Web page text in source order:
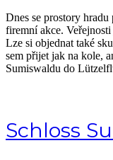
Dnes se prostory
firemní akce.
Lze si objednat také
sem přijet jak na kole,
Sumiswaldu do
Schloss